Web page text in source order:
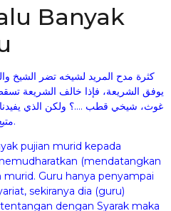
Banyak
كثرة مدح المريد لشيخه تضر الشيخ
يوفق الشريعة، فإذا خالف الشريعة
غوث، شيخي قطب ….؟ ولكن الذي
متبع لرسول الله صلى الله عليه وسلم.
pujian murid kepada
(mendatangkan
Guru hanya penyampai
sekiranya dia (guru)
dengan Syarak maka